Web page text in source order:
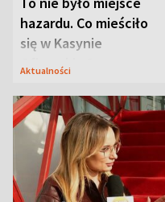
hazardu. Co mieściło
się w Kasynie
Oficerskim?
Aktualności